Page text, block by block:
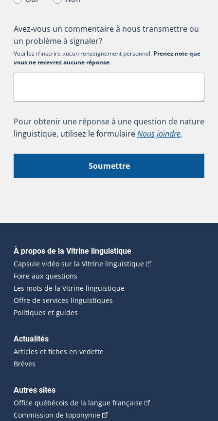
Avez-vous un commentaire à nous transmettre ou
un problème à signaler?
Veuillez n’inscrire aucun renseignement personnel. Prenez note que
vous ne recevrez aucune réponse.
Pour obtenir une réponse à une question de nature
linguistique, utilisez le formulaireNous joindre.
Soumettre
Navigation principale
À propos de la Vitrine linguistique
Capsule vidéo sur la Vitrine linguistique(Cet hyperlien
Foire aux questions
Les mots de la Vitrine linguistique
Offre de services linguistiques
Politiques et guides
Actualités
Articles et fiches en vedette
Brèves
Autres sites
Office québécois de la langue française(Cet hyperlien
Commission de toponymie(Cet hyperlien externe s'ouvrira